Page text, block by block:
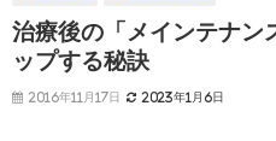
治療後の「メインテナン
ップする秘訣
2016年11月17日 2023年1月6日